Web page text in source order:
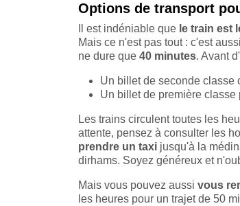
Options de transport
Il est indéniable que le train est
Mais ce n'est pas tout : c'est
ne dure que 40 minutes. Avant
Un billet de seconde classe
Un billet de première classe
Les trains circulent toutes les
attente, pensez à consulter les
prendre un taxi jusqu'à la
dirhams. Soyez généreux et
Mais vous pouvez aussi vous
les heures pour un trajet de 50